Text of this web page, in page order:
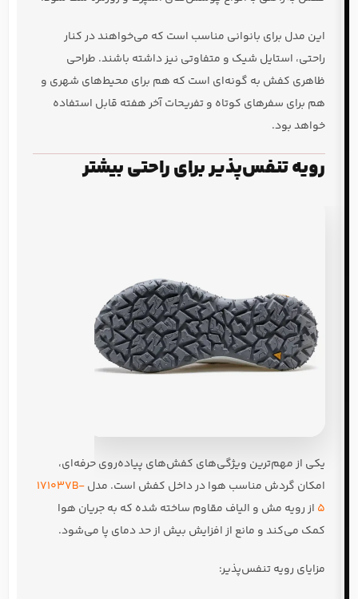
این مدل برای بانوانی مناسب است که می‌خواهند در کنار
راحتی، استایل شیک و متفاوتی نیز داشته باشند. طراحی
ظاهری کفش به گونه‌ای است که هم برای محیط‌های شهری و
هم برای سفرهای کوتاه و تفریحات آخر هفته قابل استفاده
خواهد بود.
رویه تنفس‌پذیر برای راحتی بیشتر
یکی از مهم‌ترین ویژگی‌های کفش‌های پیاده‌روی حرفه‌ای،
امکان گردش مناسب هوا در داخل کفش است. مدل171037B-
5 از رویه مش و الیاف مقاوم ساخته شده که به جریان هوا
کمک می‌کند و مانع از افزایش بیش از حد دمای پا می‌شود.
مزایای رویه تنفس‌پذیر: